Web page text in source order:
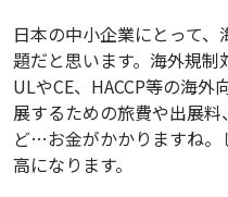
日本の中小企業にとって
題だと思います。海外規制
ULやCE、HACCP等の海
展するための旅費や出展
ど…お金がかかりますね。
高になります。